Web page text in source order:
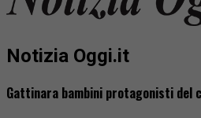
Notizia Oggi.it
Gattinara bambini protagonisti del